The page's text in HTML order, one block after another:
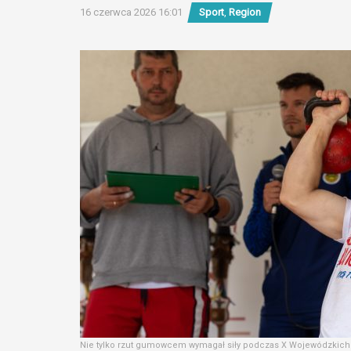
16 czerwca 2026 16:01 Sport Region
Nie tylko rzut gumowcem wymagał siły podczas X